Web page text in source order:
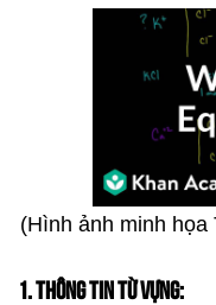
(Hình ảnh minh
1. THÔNG TIN TỪ VỰNG: